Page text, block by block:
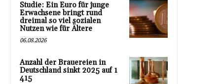
Studie: Ein Euro für junge
Erwachsene bringt rund
dreimal so viel sozialen
Nutzen wie für Ältere
06.08.2026
Anzahl der Brauereien in
Deutschland sinkt 2025 auf 1
415